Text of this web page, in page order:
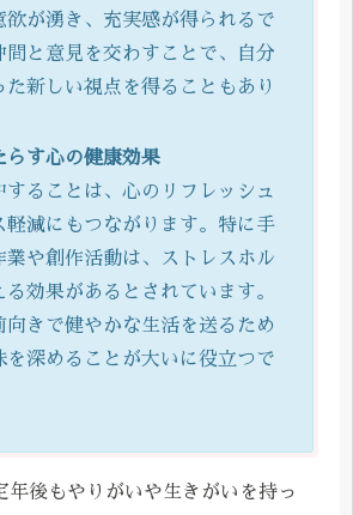
欲が湧き、充実感が得られるで
間と意見を交わすことで、自分
た新しい視点を得ることもあり
らす心の健康効果
することは、心のリフレッシュ
軽減にもつながります。特に手
業や創作活動は、ストレスホル
る効果があるとされています。
向きで健やかな生活を送るため
を深めることが大いに役立つで
年後もやりがいや生きがいを持っ